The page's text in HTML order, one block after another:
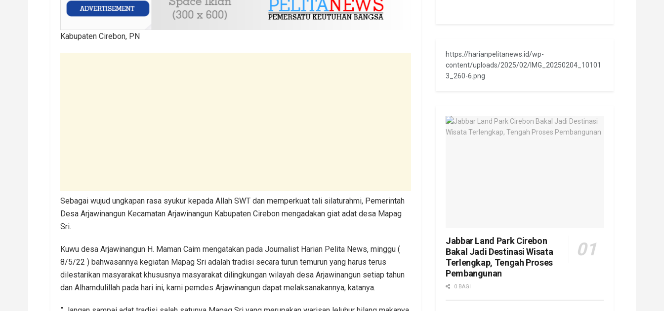
Kabupaten Cirebon, PN
Sebagai wujud ungkapan rasa syukur kepada Allah SWT dan memperkuat tali silaturahmi, Pemerintah
Desa Arjawinangun Kecamatan Arjawinangun Kabupaten Cirebon mengadakan giat adat desa Mapag
Sri.
Kuwu desa Arjawinangun H. Maman Caim mengatakan pada Journalist Harian Pelita News, minggu (
8/5/22 ) bahwasannya kegiatan Mapag Sri adalah tradisi secara turun temurun yang harus terus
dilestarikan masyarakat khususnya masyarakat dilingkungan wilayah desa Arjawinangun setiap tahun
dan Alhamdulillah pada hari ini, kami pemdes Arjawinangun dapat melaksanakannya, katanya.
https://harianpelitanews.id/wp-
content/uploads/2025/02/IMG_20250204_10101
3_260-6.png
Jabbar Land Park Cirebon
Bakal Jadi Destinasi Wisata
Terlengkap, Tengah Proses
Pembangunan
0 BAGI